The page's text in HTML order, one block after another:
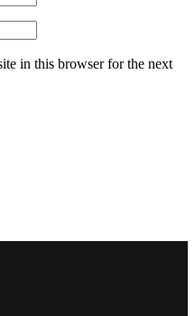
in this browser for the next